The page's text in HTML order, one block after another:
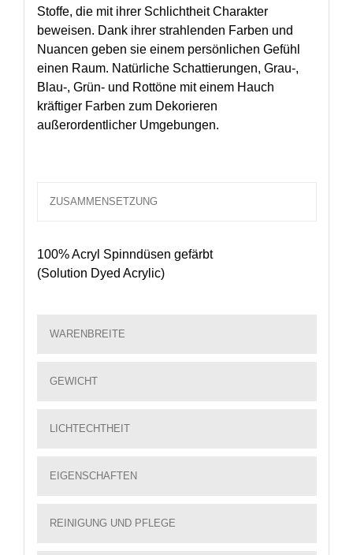
Stoffe, die mit ihrer Schlichtheit Charakter
beweisen. Dank ihrer strahlenden Farben und
Nuancen geben sie einem persönlichen Gefühl
einen Raum. Natürliche Schattierungen, Grau-,
Blau-, Grün- und Rottöne mit einem Hauch
kräftiger Farben zum Dekorieren
außerordentlicher Umgebungen.
ZUSAMMENSETZUNG
100% Acryl Spinndüsen gefärbt
(Solution Dyed Acrylic)
WARENBREITE
GEWICHT
LICHTECHTHEIT
EIGENSCHAFTEN
REINIGUNG UND PFLEGE